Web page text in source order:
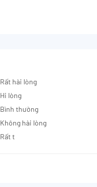
Rất hài lòng
Hi lòng
Bình thường
Không hài lòng
Rất t